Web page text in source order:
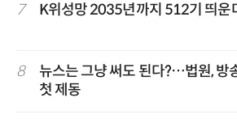
7 K위성망 2035년까지 512기 띄운
8
뉴스는 그냥 써도 된다?…법원, 방
첫 제동